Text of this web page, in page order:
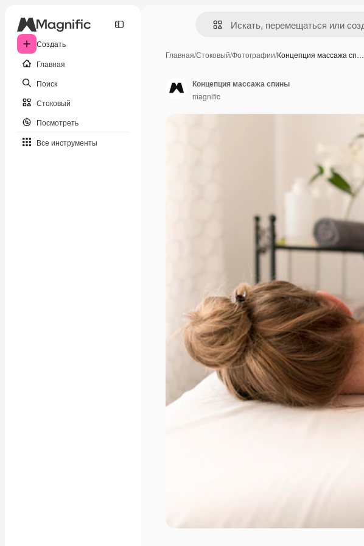
Создать
Главная
Поиск
Стоковый
Посмотреть
Все инструменты
Главная/Стоковый/Фотографии/Концепция массажа сп…
Концепция массажа спины
magnific